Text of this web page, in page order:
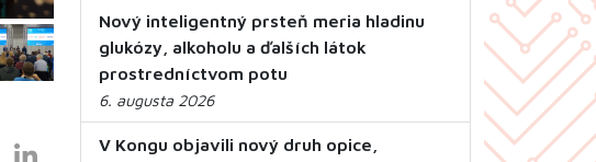
Nový inteligentný prsteň meria hladinu
glukózy, alkoholu a ďalších látok
prostredníctvom potu
6. augusta 2026
V Kongu objavili nový druh opice,